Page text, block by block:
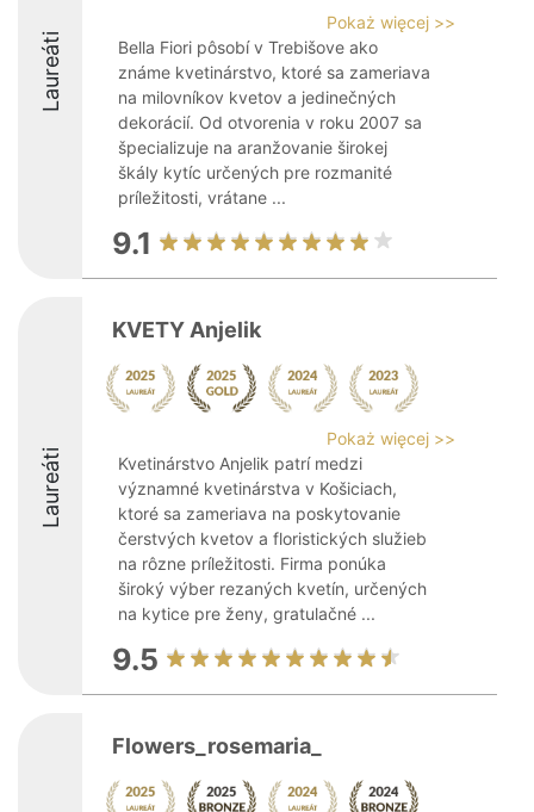
Laureáti
Pokaż więcej >>
Bella Fiori pôsobí v Trebišove ako
známe kvetinárstvo, ktoré sa zameriava
na milovníkov kvetov a jedinečných
dekorácií. Od otvorenia v roku 2007 sa
špecializuje na aranžovanie širokej
škály kytíc určených pre rozmanité
príležitosti, vrátane ...
9.1
Laureáti
KVETY Anjelik
Pokaż więcej >>
Kvetinárstvo Anjelik patrí medzi
významné kvetinárstva v Košiciach,
ktoré sa zameriava na poskytovanie
čerstvých kvetov a floristických služieb
na rôzne príležitosti. Firma ponúka
široký výber rezaných kvetín, určených
na kytice pre ženy, gratulačné ...
9.5
Flowers_rosemaria_